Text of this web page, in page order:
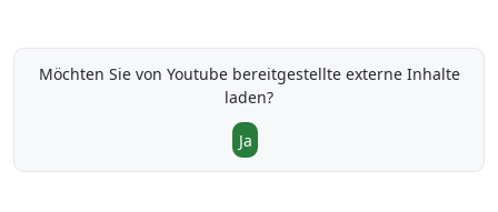
Möchten Sie von Youtubebereitgestellte externe Inhalte
laden?
Ja